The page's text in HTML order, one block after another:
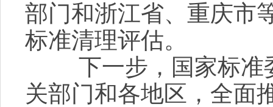
部门和浙江省、重庆市
标准清理评估。
下一步，国家标准
关部门和各地区，全面